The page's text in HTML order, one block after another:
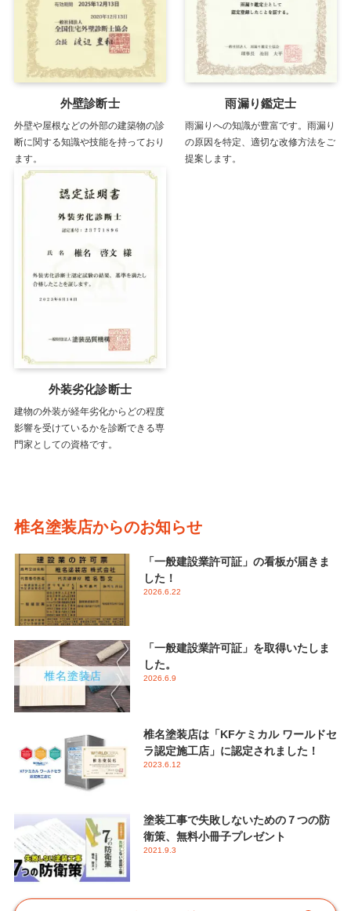
外壁診断士
外壁や屋根などの外部の建築物の診
断に関する知識や技能を持っており
ます。
雨漏り鑑定士
雨漏りへの知識が豊富です。雨漏り
の原因を特定、適切な改修方法をご
提案します。
外装劣化診断士
建物の外装が経年劣化からどの程度
影響を受けているかを診断できる専
門家としての資格です。
椎名塗装店からのお知らせ
「一般建設業許可証」の看板が届きま
した！
2026.6.22
「一般建設業許可証」を取得いたしま
した。
2026.6.9
椎名塗装店は「KFケミカル ワールドセ
ラ認定施工店」に認定されました！
2023.6.12
塗装工事で失敗しないための７つの防
衛策、無料小冊子プレゼント
2021.9.3